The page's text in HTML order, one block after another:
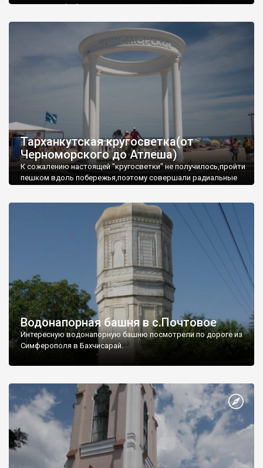
запрошую відвідати це
Тарханкутская кругосветка(от
Черноморского до Атлеша)
К сожалению настоящей "кругосветки" не получилось,пройти
пешком вдоль побережья,поэтому совершали радиальные
Водонапорная башня в с.Почтовое
Интересную водонапорную башню посмотрели по дороге из
Симферополя в Бахчисарай.